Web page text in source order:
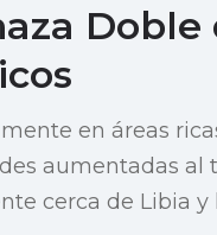
en áreas
aumentadas al
cerca de Libia y